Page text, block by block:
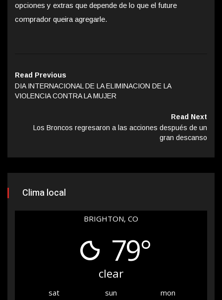
opciones y extras que depende de lo que el future
comprador queira agregarle.
Read Previous
DIA INTERNACIONAL DE LA ELIMINACION DE LA
VIOLENCIA CONTRA LA MUJER
Read Next
Los Broncos regresaron a las acciones después de un
gran descanso
Clima local
BRIGHTON, CO
79°
clear
sat sun
mon